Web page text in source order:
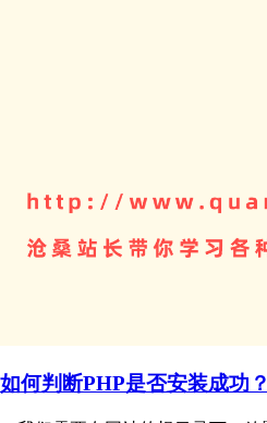
如何判断PHP是否安装成功？